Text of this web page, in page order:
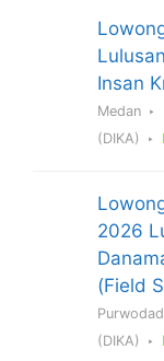
Insan
Medan
(DIKA)
2026
(Field
(DIKA)